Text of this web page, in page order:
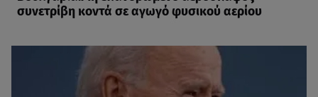
συνετρίβη κοντά σε αγωγό φυσικού αερίου